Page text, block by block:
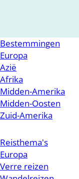
Bestemmingen
Europa
Azië
Afrika
Midden-Amerika
Midden-Oosten
Zuid-Amerika
Reisthema's
Europa
Verre reizen